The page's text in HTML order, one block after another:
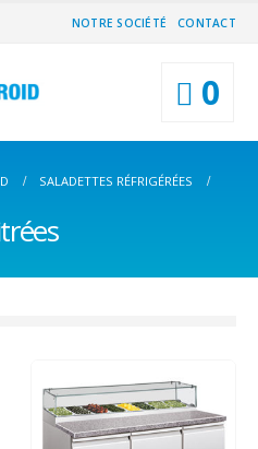
NOTRE SOCIÉTÉ CONTACT
0
SALADETTES RÉFRIGÉRÉES